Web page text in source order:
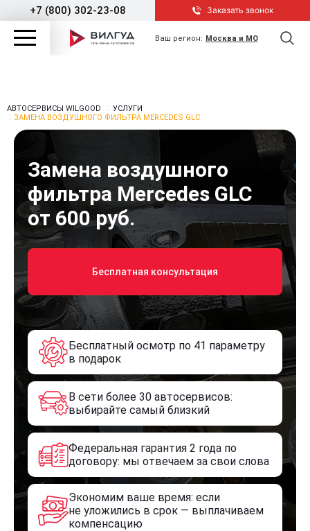
+7 (800) 302-23-08 Заказать звонок
Ваш регион: Москва и МО
АВТОСЕРВИСЫ WILGOOD
УСЛУГИ
ЗАМЕНА ВОЗДУШНОГО ФИЛЬТРА MERCEDES GLC
Замена воздушного
фильтра Mercedes GLC
от 600 руб.
Бесплатная консультация
Бесплатный осмотр по 41 параметру
в подарок
В сети более 30 автосервисов:
выбирайте самый близкий
Федеральная гарантия 2 года по
договору: мы отвечаем за свои слова
Экономим ваше время: если
не уложились в срок — выплачиваем
компенсацию